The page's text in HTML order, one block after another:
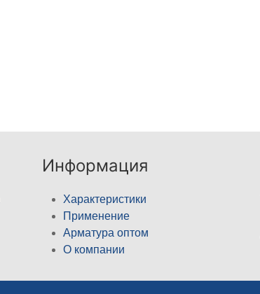
Информация
Характеристики
Применение
Арматура оптом
О компании